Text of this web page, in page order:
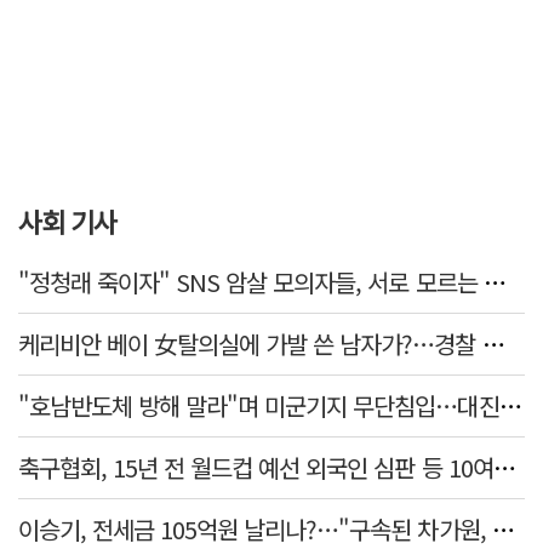
사회 기사
"정청래 죽이자" SNS 암살 모의자들, 서로 모르는 사이였다…檢송치
케리비안 베이 女탈의실에 가발 쓴 남자가?…경찰 추적 중
"호남반도체 방해 말라"며 미군기지 무단침입…대진연 회원 3명 '구속'
축구협회, 15년 전 월드컵 예선 외국인 심판 등 10여명에 '성 접대'
이승기, 전세금 105억원 날리나?…"구속된 차가원, 형사 범죄 영역"